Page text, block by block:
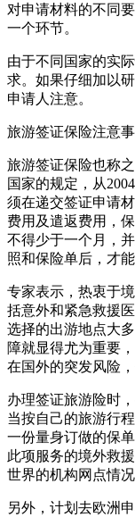
对申请材料的不同
一个环节。
由于不同国家的实
求。如果仔细加以
申请人注意。
旅游签证保险注意
旅游签证保险也称
国家的规定，从
须在递交签证申请
费用及遣返费用，
不得少于一个月，
照和保险单后，才能
专家表示，热衷于
括意外和紧急救援
选择的出游地点大
障就显得尤为重要
在国外的突发风险
办理签证旅游险时
当按自己的旅游行
一份量身订做的保
此项服务的境外救
世界的机构网点情
另外，计划去欧洲